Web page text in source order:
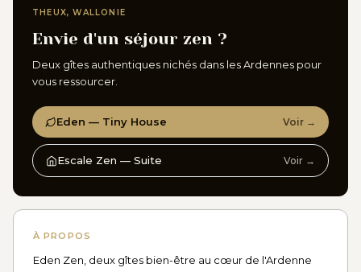
THEUX, WALLONIE
Envie d'un séjour zen ?
Deux gîtes authentiques nichés dans les Ardennes pour
vous ressourcer.
Eden — Tiny House Voir →
Escale Zen — Suite Voir →
À PROPOS
Eden Zen, deux gîtes bien-être au cœur de l'Ardenne